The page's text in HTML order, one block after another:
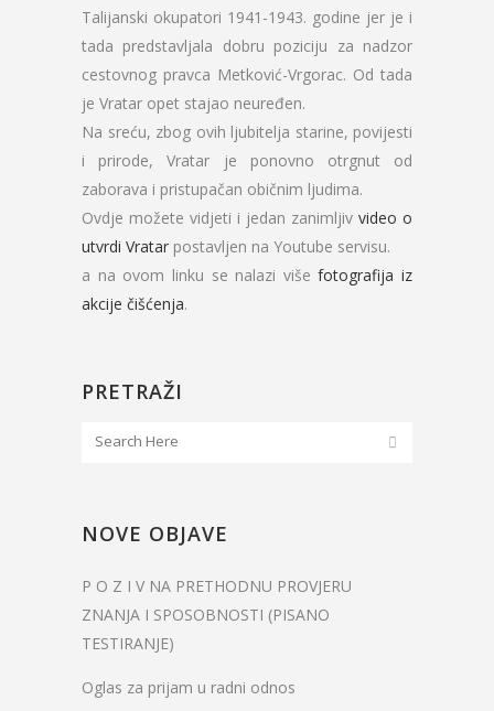
Talijanski okupatori 1941-1943. godine jer je i
tada predstavljala dobru poziciju za nadzor
cestovnog pravca Metković-Vrgorac. Od tada
je Vratar opet stajao neuređen.
Na sreću, zbog ovih ljubitelja starine, povijesti
i prirode, Vratar je ponovno otrgnut od
zaborava i pristupačan običnim ljudima.
Ovdje možete vidjeti i jedan zanimljiv video o
utvrdi Vratar postavljen na Youtube servisu.
a na ovom linku se nalazi višefotografija iz
akcije čišćenja.
PRETRAŽI
NOVE OBJAVE
P O Z I V NA PRETHODNU PROVJERU
ZNANJA I SPOSOBNOSTI (PISANO
TESTIRANJE)
Oglas za prijam u radni odnos